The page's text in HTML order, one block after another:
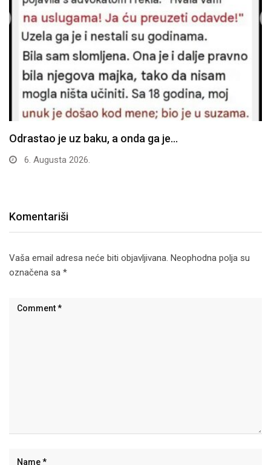
Odrastao je uz baku, a onda ga je…
6. Augusta 2026.
Komentariši
Vaša email adresa neće biti objavljivana. Neophodna polja su
označena sa *